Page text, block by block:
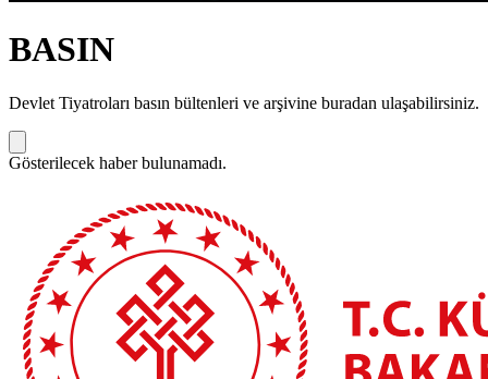
BASIN
Devlet Tiyatroları basın bültenleri ve arşivine buradan ulaşabilirsiniz.
Gösterilecek haber bulunamadı.